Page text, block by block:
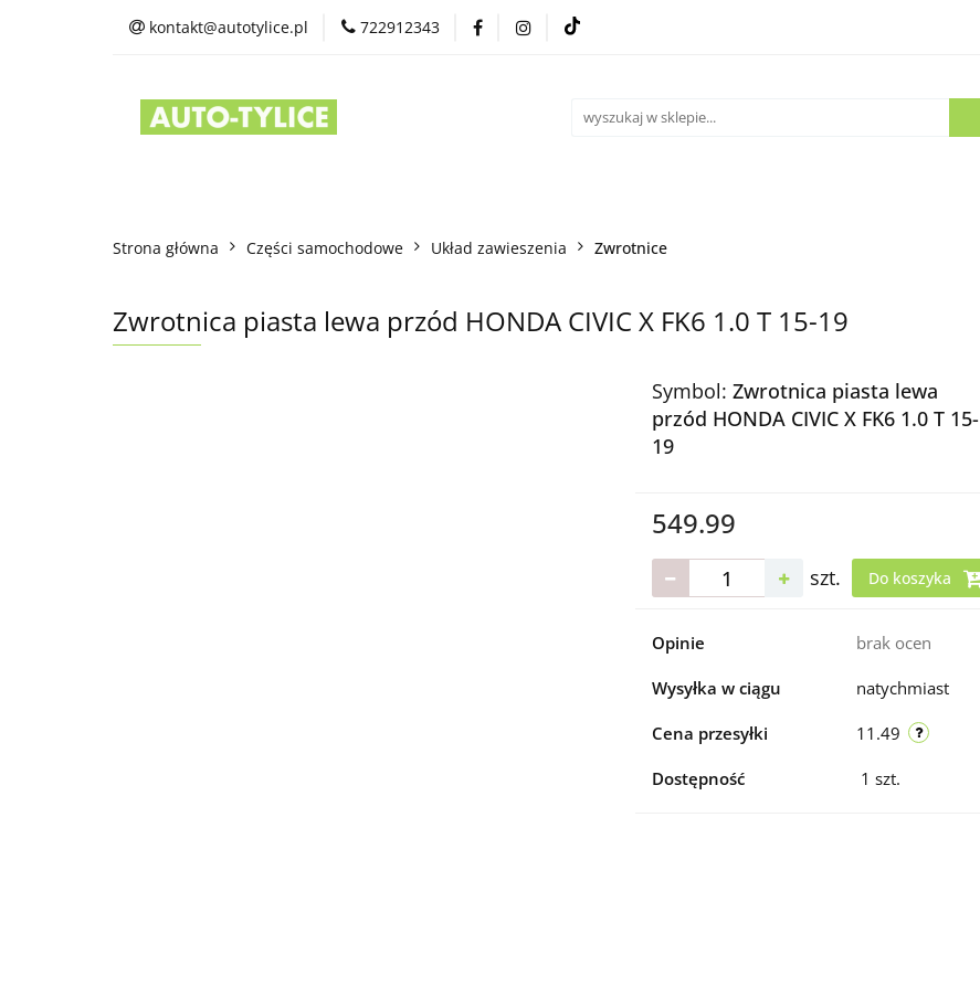
kontakt@autotylice.pl 722912343
Strona główna Części samochodowe Układ zawieszenia Zwrotnice
Zwrotnica piasta lewa przód HONDA CIVIC X FK6 1.0 T 15-19
Symbol: Zwrotnica piasta lewa
przód HONDA CIVIC X FK6 1.0 T 15-
19
549.99
szt. Do koszyka
Opinie brak ocen
Wysyłka w ciągu natychmiast
Cena przesyłki 11.49
Dostępność 1 szt.